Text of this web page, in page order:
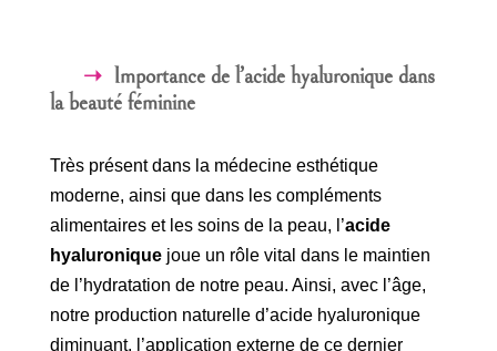
Importance de l’acide hyaluronique dans
la beauté féminine
Très présent dans la médecine esthétique
moderne, ainsi que dans les compléments
alimentaires et les soins de la peau, l’acide
hyaluroniquejoue un rôle vital dans le maintien
de l’hydratation de notre peau. Ainsi, avec l’âge,
notre production naturelle d’acide hyaluronique
diminuant, l’application externe de ce dernier